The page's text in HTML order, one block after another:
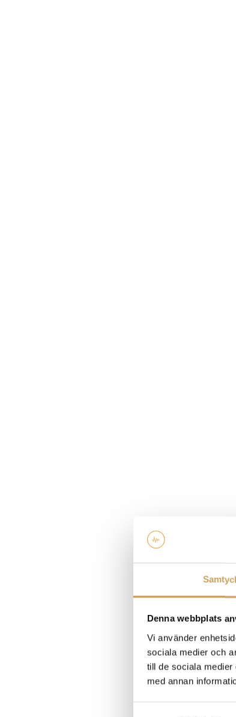
Denna webbplats
Vi använder
sociala medier och
till de sociala
med annan